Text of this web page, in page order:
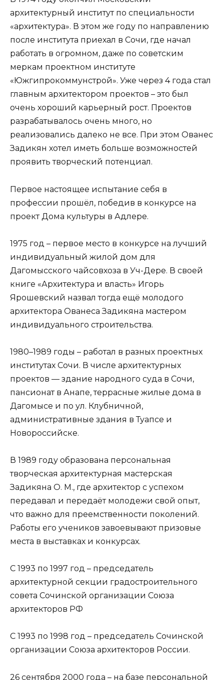
архитектурный институт по специальности
«архитектура». В этом же году по направлению
после института приехал в Сочи, где начал
работать в огромном, даже по советским
меркам проектном институте
«Южгипрокоммунстрой». Уже через 4 года стал
главным архитектором проектов – это был
очень хороший карьерный рост. Проектов
разрабатывалось очень много, но
реализовались далеко не все. При этом Ованес
Задикян хотел иметь больше возможностей
проявить творческий потенциал.
Первое настоящее испытание себя в
профессии прошёл, победив в конкурсе на
проект Дома культуры в Адлере.
1975 год – первое место в конкурсе на лучший
индивидуальный жилой дом для
Дагомысского чайсовхоза в Уч-Дере. В своей
книге «Архитектура и власть» Игорь
Ярошевский назвал тогда ещё молодого
архитектора Ованеса Задикяна мастером
индивидуального строительства.
1980–1989 годы – работал в разных проектных
институтах Сочи. В числе архитектурных
проектов — здание народного суда в Сочи,
пансионат в Анапе, террасные жилые дома в
Дагомысе и по ул. Клубничной,
административные здания в Туапсе и
Новороссийске.
В 1989 году образована персональная
творческая архитектурная мастерская
Задикяна О. М., где архитектор с успехом
передавал и передаёт молодежи свой опыт,
что важно для преемственности поколений.
Работы его учеников завоевывают призовые
места в выставках и конкурсах.
С 1993 по 1997 год – председатель
архитектурной секции градостроительного
совета Сочинской организации Союза
архитекторов РФ
С 1993 по 1998 год – председатель Сочинской
организации Союза архитекторов России.
26 сентября 2000 года – на базе персональной